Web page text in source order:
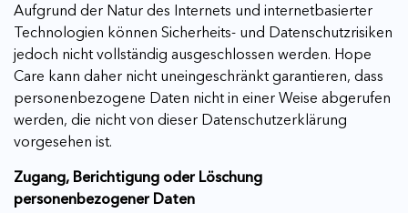
Aufgrund der Natur des Internets und internetbasierter
Technologien können Sicherheits- und Datenschutzrisiken
jedoch nicht vollständig ausgeschlossen werden. Hope
Care kann daher nicht uneingeschränkt garantieren, dass
personenbezogene Daten nicht in einer Weise abgerufen
werden, die nicht von dieser Datenschutzerklärung
vorgesehen ist.
Zugang, Berichtigung oder Löschung
personenbezogener Daten